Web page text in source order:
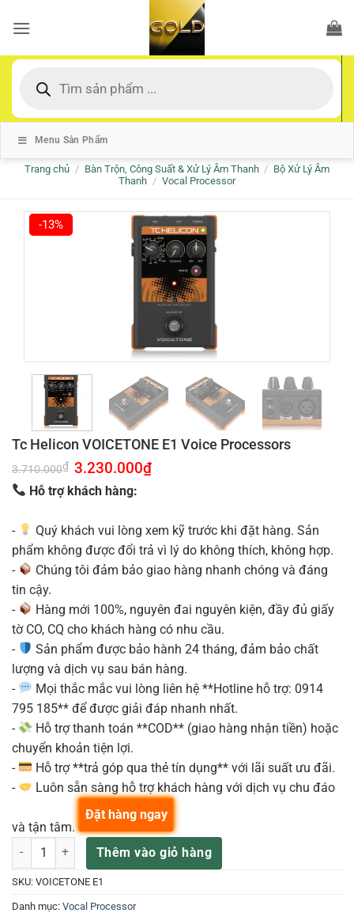
qua
dung
kiếm
Menu Sản Phẩm
Trang chủ / Bàn Trộn, Công Suất & Xử Lý Âm Thanh / Bộ Xử Lý Âm
Thanh / Vocal Processor
-13%
Tc Helicon VOICETONE E1 Voice Processors
3.710.000₫ Giá
gốc
là:
3.710.000₫.
3.230.000₫Giá
Hỗ trợ khách hàng:
-
Quý khách vui lòng xem kỹ trước khi đặt hàng. Sản
phẩm không được đổi trả vì lý do không thích, không hợp.
-
Chúng tôi đảm bảo giao hàng nhanh chóng và đáng
tin cậy.
-
Hàng mới 100%, nguyên đai nguyên kiện, đầy đủ giấy
tờ CO, CQ cho khách hàng có nhu cầu.
-
Sản phẩm được bảo hành 24 tháng, đảm bảo chất
lượng và dịch vụ sau bán hàng.
-
Mọi thắc mắc vui lòng liên hệ **Hotline hỗ trợ: 0914
795 185** để được giải đáp nhanh nhất.
-
Hỗ trợ thanh toán **COD** (giao hàng nhận tiền) hoặc
chuyển khoản tiện lợi.
-
Hỗ trợ **trả góp qua thẻ tín dụng** với lãi suất ưu đãi.
-
Luôn sẵn sàng hỗ trợ khách hàng với dịch vụ chu đáo
và tận tâm.
Tc Helicon VOICETONE E1 Voice Processors số lượng
Thêm vào giỏ hàng
Đặt hàng ngay
SKU: VOICETONE E1
Danh mục: Vocal Processor